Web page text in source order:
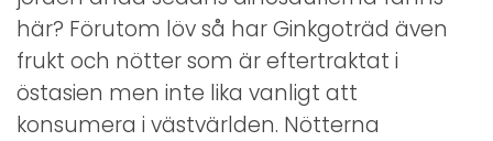
här? Förutom löv så har Ginkgoträd även
frukt och nötter som är eftertraktat i
östasien men inte lika vanligt att
konsumera i västvärlden. Nötterna